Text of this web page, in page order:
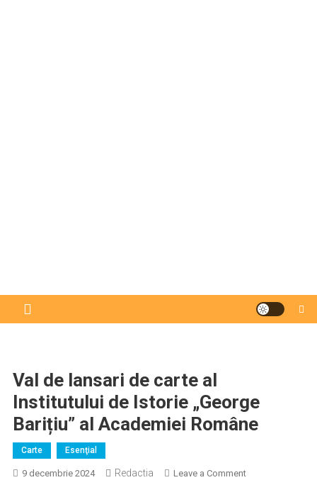
Val de lansari de carte al
Institutului de Istorie „George
Barițiu” al Academiei Române
Carte Esenţial
9 decembrie 2024 Redactia Leave a Commenton